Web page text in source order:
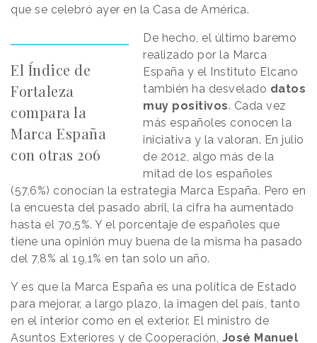
que se celebró ayer en la Casa de América.
El Índice de
Fortaleza
compara la
Marca España
con otras 206
De hecho, el último baremo
realizado por la Marca
España y el Instituto Elcano
también ha desvelado datos
muy positivos. Cada vez
más españoles conocen la
iniciativa y la valoran. En julio
de 2012, algo más de la
mitad de los españoles
(57,6%) conocían la estrategia Marca España. Pero en
la encuesta del pasado abril, la cifra ha aumentado
hasta el 70,5%. Y el porcentaje de españoles que
tiene una opinión muy buena de la misma ha pasado
del 7,8% al 19,1% en tan solo un año.
Y es que la Marca España es una política de Estado
para mejorar, a largo plazo, la imagen del país, tanto
en el interior como en el exterior. El ministro de
Asuntos Exteriores y de Cooperación, José Manuel